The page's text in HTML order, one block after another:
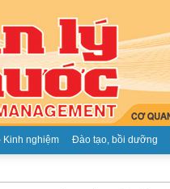
Kinh nghiệm Đào tạo, bồi dưỡng